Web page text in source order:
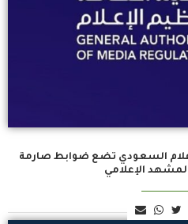
السعودي تضع ضوابط صارمة
الإعلامي